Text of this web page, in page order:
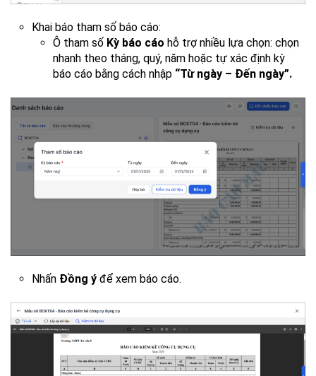
Khai báo tham số báo cáo:
Ô tham số Kỳ báo cáo hỗ trợ nhiều lựa chọn: chọn
nhanh theo tháng, quý, năm hoặc tự xác định kỳ
báo cáo bằng cách nhập “Từ ngày – Đến ngày”.
Nhấn Đồng ý để xem báo cáo.